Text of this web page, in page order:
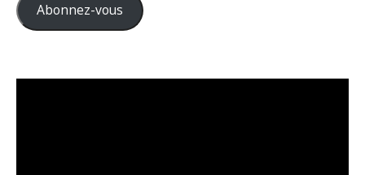
Abonnez-vous